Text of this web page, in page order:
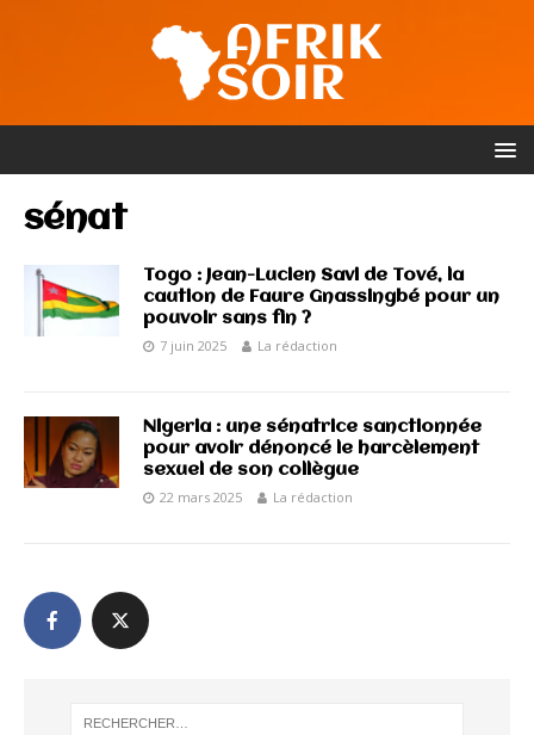
sénat
Togo : Jean-Lucien Savi de Tové, la
caution de Faure Gnassingbé pour un
pouvoir sans fin ?
7 juin 2025 La rédaction
Nigeria : une sénatrice sanctionnée
pour avoir dénoncé le harcèlement
sexuel de son collègue
22 mars 2025 La rédaction